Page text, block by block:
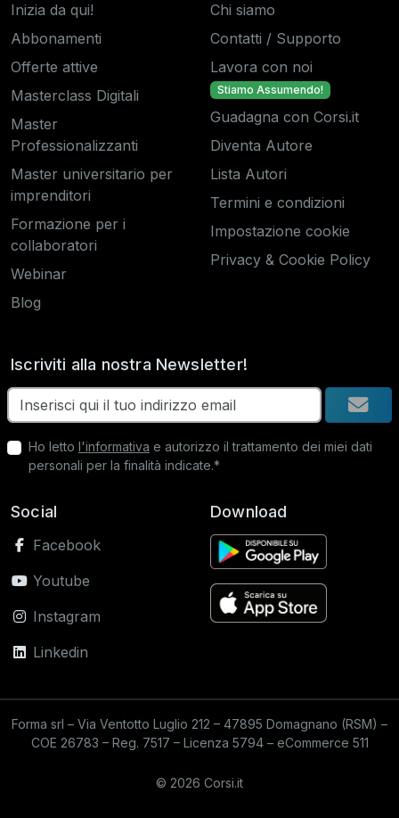
Inizia da qui!
Abbonamenti
Offerte attive
Masterclass Digitali
Master
Professionalizzanti
Master universitario per
imprenditori
Formazione per i
collaboratori
Webinar
Blog
Chi siamo
Contatti / Supporto
Lavora con noi
Stiamo Assumendo!
Guadagna con Corsi.it
Diventa Autore
Lista Autori
Termini e condizioni
Impostazione cookie
Privacy & Cookie Policy
Iscriviti alla nostra Newsletter!
Ho letto l'informativa e autorizzo il trattamento dei miei dati
personali per la finalità indicate.*
Social
Facebook
Youtube
Instagram
Linkedin
Download
Forma srl – Via Ventotto Luglio 212 – 47895 Domagnano (RSM) –
COE 26783 – Reg. 7517 – Licenza 5794 – eCommerce 511
© 2026 Corsi.it